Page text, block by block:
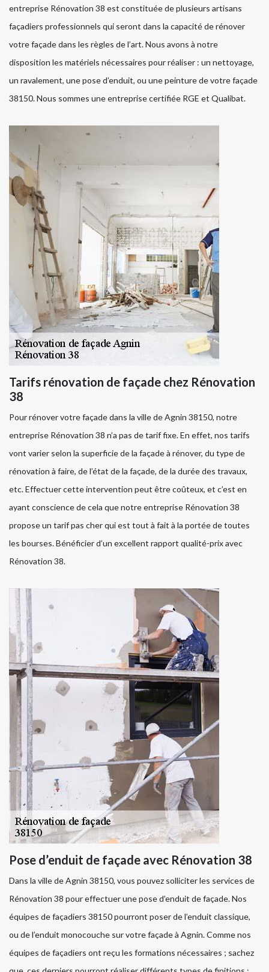
entreprise Rénovation 38 est constituée de plusieurs artisans
façadiers professionnels qui seront dans la capacité de rénover
votre façade dans les règles de l’art. Nous avons à notre
disposition les matériels nécessaires pour réaliser : un nettoyage,
un ravalement, une pose d’enduit, ou une peinture de votre façade
38150. Nous sommes une entreprise certifiée RGE et Qualibat.
Tarifs rénovation de façade chez Rénovation
38
Pour rénover votre façade dans la ville de Agnin 38150, notre
entreprise Rénovation 38 n’a pas de tarif fixe. En effet, nos tarifs
vont varier selon la superficie de la façade à rénover, du type de
rénovation à faire, de l’état de la façade, de la durée des travaux,
etc. Effectuer cette intervention peut être coûteux, et c’est en
ayant conscience de cela que notre entreprise Rénovation 38
propose un tarif pas cher qui est tout à fait à la portée de toutes
les bourses. Bénéficier d’un excellent rapport qualité-prix avec
Rénovation 38.
Pose d’enduit de façade avec Rénovation 38
Dans la ville de Agnin 38150, vous pouvez solliciter les services de
Rénovation 38 pour effectuer une pose d’enduit de façade. Nos
équipes de façadiers 38150 pourront poser de l’enduit classique,
ou de l’enduit monocouche sur votre façade à Agnin. Comme nos
équipes de façadiers ont reçu les formations nécessaires ; sachez